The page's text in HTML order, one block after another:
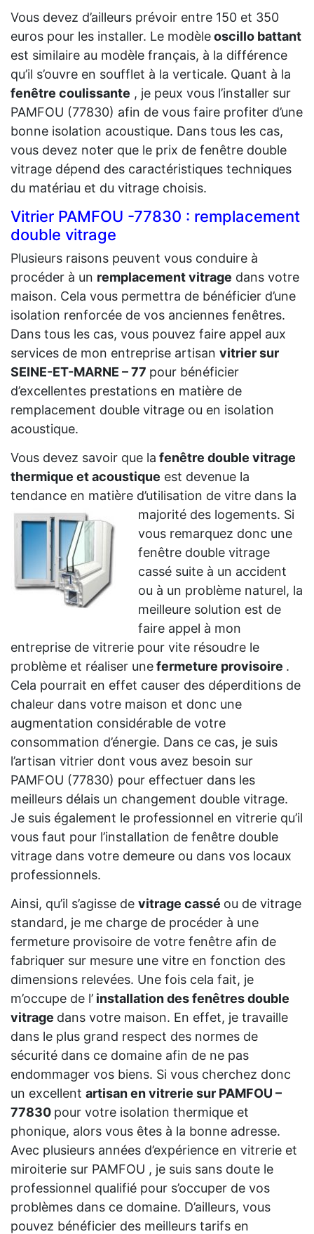
Vous devez d’ailleurs prévoir entre 150 et 350
euros pour les installer. Le modèleoscillo battant
est similaire au modèle français, à la différence
qu’il s’ouvre en soufflet à la verticale. Quant à la
fenêtre coulissante , je peux vous l’installer sur
PAMFOU (77830) afin de vous faire profiter d’une
bonne isolation acoustique. Dans tous les cas,
vous devez noter que le prix de fenêtre double
vitrage dépend des caractéristiques techniques
du matériau et du vitrage choisis.
Vitrier PAMFOU -77830 : remplacement
double vitrage
Plusieurs raisons peuvent vous conduire à
procéder à un remplacement vitrage dans votre
maison. Cela vous permettra de bénéficier d’une
isolation renforcée de vos anciennes fenêtres.
Dans tous les cas, vous pouvez faire appel aux
services de mon entreprise artisan vitrier sur
SEINE-ET-MARNE – 77 pour bénéficier
d’excellentes prestations en matière de
remplacement double vitrage ou en isolation
acoustique.
Vous devez savoir que la fenêtre double vitrage
thermique et acoustique est devenue la
tendance en matière d’utilisation de vitre dans la
majorité des logements. Si
vous remarquez donc une
fenêtre double vitrage
cassé suite à un accident
ou à un problème naturel, la
meilleure solution est de
faire appel à mon
entreprise de vitrerie pour vite résoudre le
problème et réaliser unefermeture provisoire .
Cela pourrait en effet causer des déperditions de
chaleur dans votre maison et donc une
augmentation considérable de votre
consommation d’énergie. Dans ce cas, je suis
l’artisan vitrier dont vous avez besoin sur
PAMFOU (77830) pour effectuer dans les
meilleurs délais un changement double vitrage.
Je suis également le professionnel en vitrerie qu’il
vous faut pour l’installation de fenêtre double
vitrage dans votre demeure ou dans vos locaux
professionnels.
Ainsi, qu’il s’agisse de vitrage cassé ou de vitrage
standard, je me charge de procéder à une
fermeture provisoire de votre fenêtre afin de
fabriquer sur mesure une vitre en fonction des
dimensions relevées. Une fois cela fait, je
m’occupe de l’ installation des fenêtres double
vitrage dans votre maison. En effet, je travaille
dans le plus grand respect des normes de
sécurité dans ce domaine afin de ne pas
endommager vos biens. Si vous cherchez donc
un excellent artisan en vitrerie sur PAMFOU –
77830 pour votre isolation thermique et
phonique, alors vous êtes à la bonne adresse.
Avec plusieurs années d’expérience en vitrerie et
miroiterie sur PAMFOU , je suis sans doute le
professionnel qualifié pour s’occuper de vos
problèmes dans ce domaine. D’ailleurs, vous
pouvez bénéficier des meilleurs tarifs en